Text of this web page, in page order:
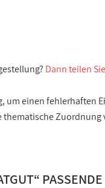
Dann teilen
um einen fehlerhaften
“